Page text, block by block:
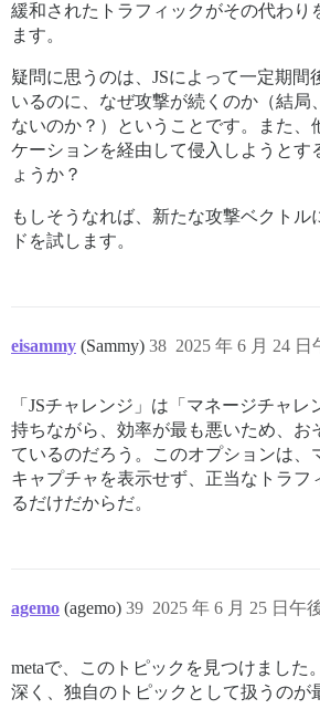
緩和されたトラフィックがその代わり
ます。
疑問に思うのは、JSによって一定期間
いるのに、なぜ攻撃が続くのか（結局
ないのか？）ということです。また、
ケーションを経由して侵入しようとす
ょうか？
もしそうなれば、新たな攻撃ベクトル
ドを試します。
eisammy (Sammy) 2025 年 6 月 24 日
38
「JSチャレンジ」は「マネージチャ
持ちながら、効率が最も悪いため、お
ているのだろう。このオプションは、
キャプチャを表示せず、正当なトラフ
るだけだからだ。
agemo (agemo) 2025 年 6 月 25 日午
39
metaで、このトピックを見つけました
深く、独自のトピックとして扱うのが